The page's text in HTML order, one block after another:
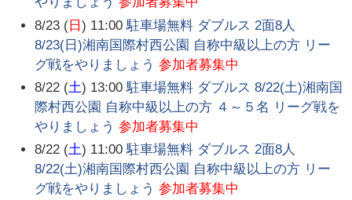
8/23 ( 日) 11:00 駐車場無料 ダブルス 2面8人
8/23(日)湘南国際村西公園 自称中級以上の方 リー
グ戦をやりましょう 参加者募集中
8/22 (土) 13:00 駐車場無料 ダブルス 8/22(土)湘南国
際村西公園 自称中級以上の方 ４～５名 リーグ戦を
やりましょう 参加者募集中
8/22 (土) 11:00 駐車場無料 ダブルス 2面8人
8/22(土)湘南国際村西公園 自称中級以上の方 リー
グ戦をやりましょう 参加者募集中